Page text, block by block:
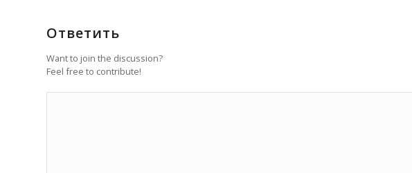
Ответить
Want to join the discussion?
Feel free to contribute!